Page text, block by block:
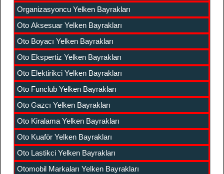
Organizasyoncu Yelken Bayrakları
Oto Aksesuar Yelken Bayrakları
Oto Boyacı Yelken Bayrakları
Oto Ekspertiz Yelken Bayrakları
Oto Elektirikci Yelken Bayrakları
Oto Funclub Yelken Bayrakları
Oto Gazcı Yelken Bayrakları
Oto Kiralama Yelken Bayrakları
Oto Kuaför Yelken Bayrakları
Oto Lastikci Yelken Bayrakları
Otomobil Markaları Yelken Bayrakları